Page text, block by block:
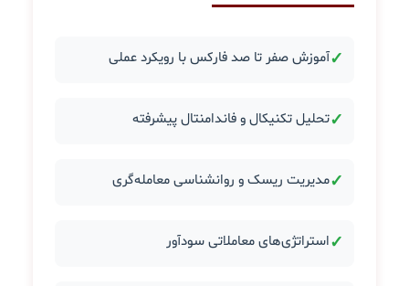
✓آموزش صفر تا صد فارکس با رویکرد عملی
✓تحلیل تکنیکال و فاندامنتال پیشرفته
✓مدیریت ریسک و روانشناسی معامله‌گری
✓استراتژی‌های معاملاتی سودآور